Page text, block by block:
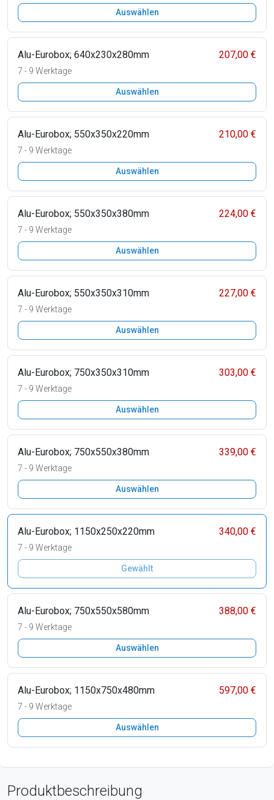
Auswählen
Alu-Eurobox; 640x230x280mm 207,00 €
7 - 9 Werktage
Auswählen
Alu-Eurobox; 550x350x220mm 210,00 €
7 - 9 Werktage
Auswählen
Alu-Eurobox; 550x350x380mm 224,00 €
7 - 9 Werktage
Auswählen
Alu-Eurobox; 550x350x310mm 227,00 €
7 - 9 Werktage
Auswählen
Alu-Eurobox; 750x350x310mm 303,00 €
7 - 9 Werktage
Auswählen
Alu-Eurobox; 750x550x380mm 339,00 €
7 - 9 Werktage
Auswählen
Alu-Eurobox; 1150x250x220mm 340,00 €
7 - 9 Werktage
Gewählt
Alu-Eurobox; 750x550x580mm 388,00 €
7 - 9 Werktage
Auswählen
Alu-Eurobox; 1150x750x480mm 597,00 €
7 - 9 Werktage
Auswählen
Produktbeschreibung